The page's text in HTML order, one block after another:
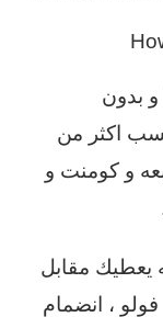
و بدون
اكثر من
و كومنت و
يعطيك مقابل
، انضمام